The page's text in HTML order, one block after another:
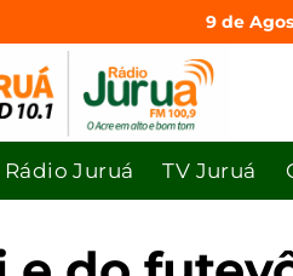
9 de
Rádio Juruá TV Juruá